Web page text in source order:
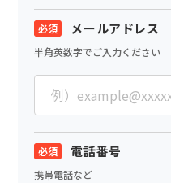
メールアドレス
半角英数字でご入力ください
電話番号
携帯電話など